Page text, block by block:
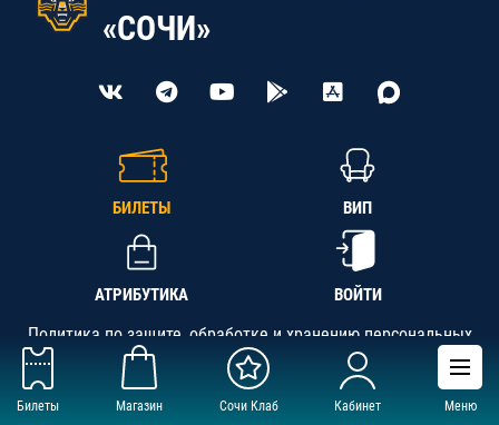
Билеты Магазин Сочи Клаб Кабинет Меню
«СОЧИ»
БИЛЕТЫ ВИП
АТРИБУТИКА ВОЙТИ
Политика по защите, обработке и хранению персональных
данных
АНО «СК «Кубань-Регион», ОГРН 1142300002349,